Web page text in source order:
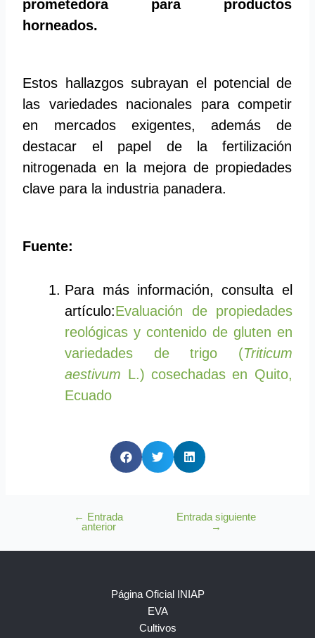
prometedora para productos
horneados.
Estos hallazgos subrayan el potencial de
las variedades nacionales para competir
en mercados exigentes, además de
destacar el papel de la fertilización
nitrogenada en la mejora de propiedades
clave para la industria panadera.
Fuente:
Para más información, consulta el
artículo:Evaluación de propiedades
reológicas y contenido de gluten en
variedades de trigo (Triticum
aestivum L.) cosechadas en Quito,
Ecuado
← Entrada
anterior
Entrada siguiente
→
Página Oficial INIAP
EVA
Cultivos